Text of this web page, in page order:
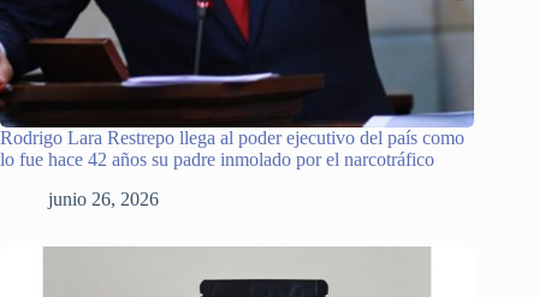
Rodrigo Lara Restrepo llega al poder ejecutivo del país como
lo fue hace 42 años su padre inmolado por el narcotráfico
junio 26, 2026